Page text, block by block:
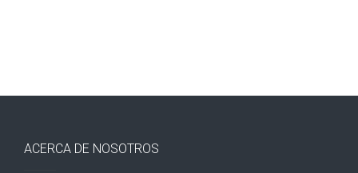
ACERCA DE NOSOTROS